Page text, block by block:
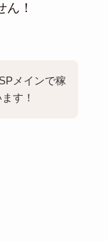
！
メインで稼
す！